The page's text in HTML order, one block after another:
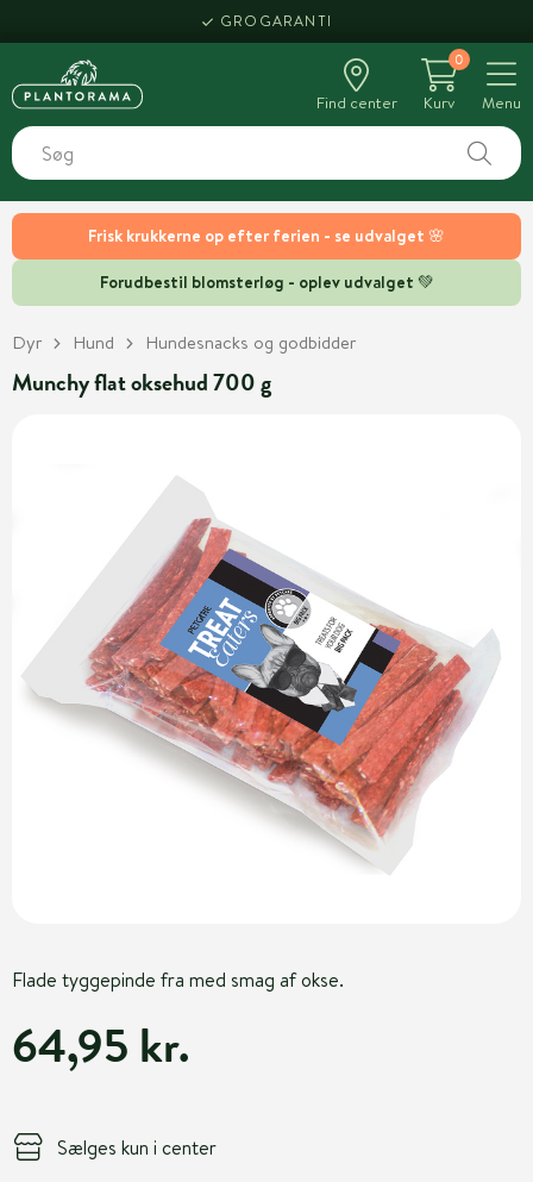
Frisk krukkerne op efter ferien - se udvalget 🌸
Forudbestil blomsterløg - oplev udvalget 💚
GROGARANTI
Find center
0
Kurv
Menu
Dyr Hund Hundesnacks og godbidder
Munchy flat oksehud 700 g
Flade tyggepinde fra med smag af okse.
64,95 kr.
Sælges kun i center